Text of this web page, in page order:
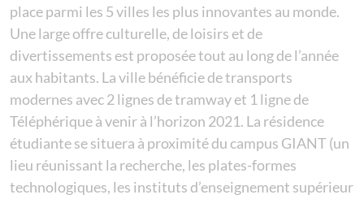
place parmi les 5 villes les plus innovantes au monde.
Une large offre culturelle, de loisirs et de
divertissements est proposée tout au long de l’année
aux habitants. La ville bénéficie de transports
modernes avec 2 lignes de tramway et 1 ligne de
Téléphérique à venir à l’horizon 2021. La résidence
étudiante se situera à proximité du campus GIANT (un
lieu réunissant la recherche, les plates-formes
technologiques, les instituts d’enseignement supérieur